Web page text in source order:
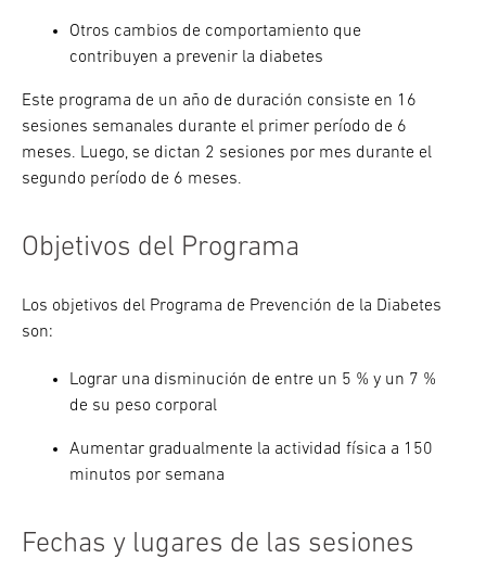
Otros cambios de comportamiento que
contribuyen a prevenir la diabetes
Este programa de un año de duración consiste en 16
sesiones semanales durante el primer período de 6
meses. Luego, se dictan 2 sesiones por mes durante el
segundo período de 6 meses.
Objetivos del Programa
Los objetivos del Programa de Prevención de la Diabetes
son:
Lograr una disminución de entre un 5 % y un 7 %
de su peso corporal
Aumentar gradualmente la actividad física a 150
minutos por semana
Fechas y lugares de las sesiones